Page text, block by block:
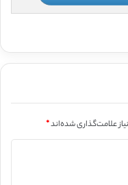
علامت‌گذاری شده‌اند*